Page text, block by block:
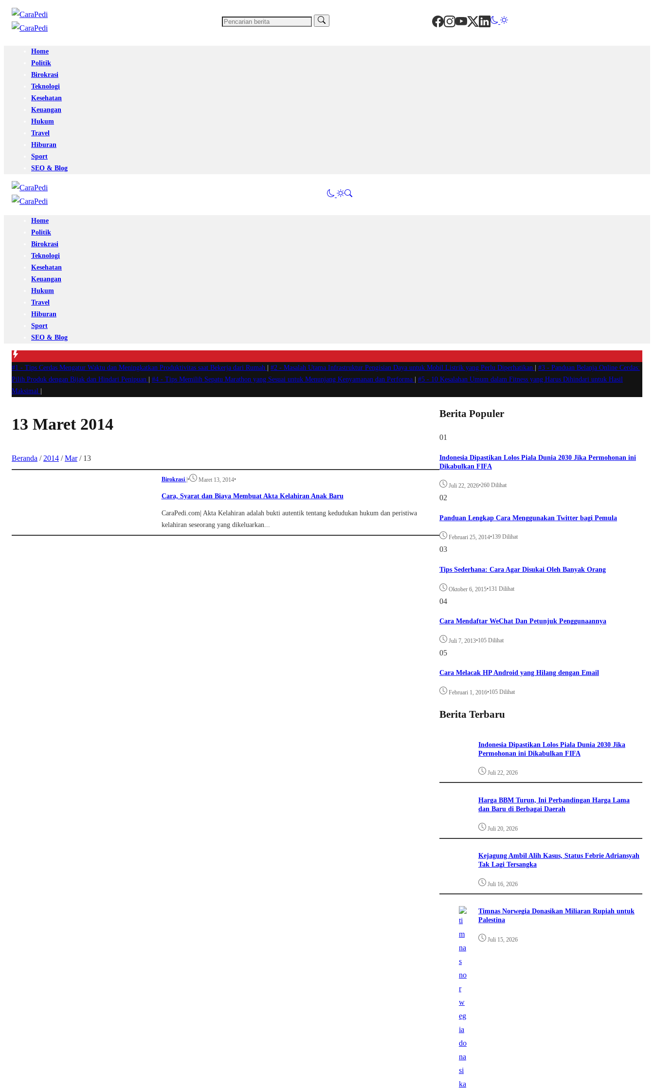
Home
Politik
Birokrasi
Teknologi
Kesehatan
Keuangan
Hukum
Travel
Hiburan
Sport
SEO & Blog
Home
Politik
Birokrasi
Teknologi
Kesehatan
Keuangan
Hukum
Travel
Hiburan
Sport
SEO & Blog
#1 - Tips Cerdas Mengatur Waktu dan Meningkatkan Produktivitas saat Bekerja dari Rumah #2 - Masalah Utama Infrastruktur Pengisian Daya untuk Mobil Listrik yang Perlu Diperhatikan #3 - Panduan Belanja Online Cerdas:
Pilih Produk dengan Bijak dan Hindari Penipuan
#4 - Tips Memilih Sepatu Marathon yang Sesuai untuk Menunjang Kenyamanan dan Performa #5 - 10 Kesalahan Umum dalam Fitness yang Harus Dihindari untuk Hasil
Maksimal
13 Maret 2014
Beranda / 2014 /Mar / 13
Birokrasi • Maret 13, 2014•
Cara, Syarat dan Biaya Membuat Akta Kelahiran Anak Baru
CaraPedi.com| Akta Kelahiran adalah bukti autentik tentang kedudukan hukum dan peristiwa
kelahiran seseorang yang dikeluarkan...
Berita Populer
01
Indonesia Dipastikan Lolos Piala Dunia 2030 Jika Permohonan ini
Dikabulkan FIFA
Juli 22, 2026•260 Dilihat
02
Panduan Lengkap Cara Menggunakan Twitter bagi Pemula
Februari 25, 2014•139 Dilihat
03
Tips Sederhana: Cara Agar Disukai Oleh Banyak Orang
Oktober 6, 2015•131 Dilihat
04
Cara Mendaftar WeChat Dan Petunjuk Penggunaannya
Juli 7, 2013•105 Dilihat
05
Cara Melacak HP Android yang Hilang dengan Email
Februari 1, 2016•105 Dilihat
Berita Terbaru
Indonesia Dipastikan Lolos Piala Dunia 2030 Jika
Permohonan ini Dikabulkan FIFA
Juli 22, 2026
Harga BBM Turun, Ini Perbandingan Harga Lama
dan Baru di Berbagai Daerah
Juli 20, 2026
Kejagung Ambil Alih Kasus, Status Febrie Adriansyah
Tak Lagi Tersangka
Juli 16, 2026
Timnas Norwegia Donasikan Miliaran Rupiah untuk
Palestina
Juli 15, 2026